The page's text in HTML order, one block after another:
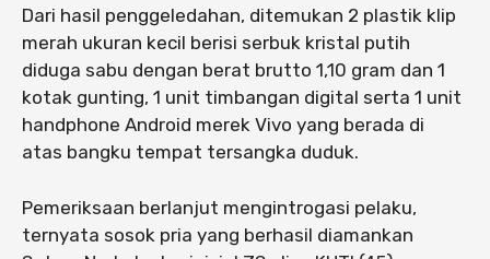
Dari hasil penggeledahan, ditemukan 2 plastik klip
merah ukuran kecil berisi serbuk kristal putih
diduga sabu dengan berat brutto 1,10 gram dan 1
kotak gunting, 1 unit timbangan digital serta 1 unit
handphone Android merek Vivo yang berada di
atas bangku tempat tersangka duduk.
Pemeriksaan berlanjut mengintrogasi pelaku,
ternyata sosok pria yang berhasil diamankan